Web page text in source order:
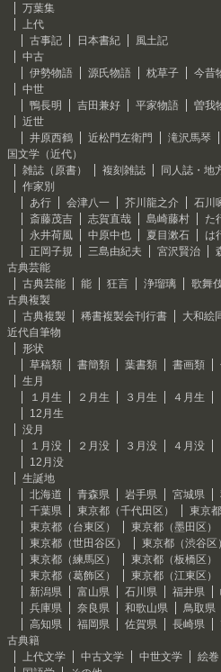
万葉集
上代
古事記
日本書紀
風土記
中古
伊勢物語
源氏物語 枕草子
今昔
中世
鴨長明
吉田兼好 平家物語 曽我
近世
井原西鶴
近松門左衛門 滝沢馬琴
国文学（近代）
雑誌（原書）
複刻雑誌 同人誌・地
作家別
あ行
会津八一 芥川龍之介 石川
斎藤茂吉
志賀直哉 島崎藤村 た
永井荷風
中原中也 夏目漱石 は
正岡子規
三島由紀夫 宮沢賢治
古典芸能
古典芸能
能 狂言 浄瑠璃
歌舞
古典複製
古典複製
稀書複製会刊行書 大和絵
近代自筆物
形状
草稿類
書簡類 葉書類 書画類
生月
１月生
２月生 ３月生 ４月生
12月生
没月
１月没
２月没 ３月没 ４月没
12月没
生誕地
北海道
青森県 岩手県 宮城県
千葉県
東京都（千代田区） 東京
東京都（台東区）
東京都（墨田区）
東京都（世田谷区）
東京都（渋谷区）
東京都（練馬区）
東京都（板橋区）
東京都（葛飾区）
東京都（江東区）
新潟県
富山県 石川県 福井県
兵庫県
奈良県 和歌山県 鳥取県
高知県
福岡県 佐賀県 長崎県
古典籍
上代文学
中古文学 中世文学 絵巻